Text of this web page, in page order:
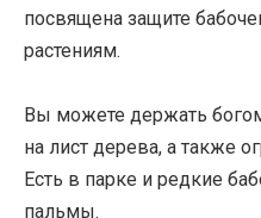
посвящена защите
растениям.
Вы можете держать
на лист дерева, а также
Есть в парке и редкие
пальмы.